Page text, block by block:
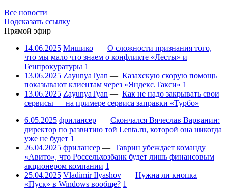
Все новости
Подсказать ссылку
Прямой эфир
14.06.2025 Мишико — О сложности признания того,
что мы мало что знаем о конфликте «Лесты» и
Генпрокуратуры 1
13.06.2025 ZayunyaTyan — Казахскую скорую помощь
показывают клиентам через «Яндекс.Такси» 1
13.06.2025 ZayunyaTyan — Как не надо закрывать свои
сервисы — на примере сервиса заправки «Турбо»
6.05.2025 фрилансер — Скончался Вячеслав Варванин:
директор по развитию той Lenta.ru, которой она никогда
уже не будет 1
26.04.2025 фрилансер — Таврин убеждает команду
«Авито», что Россельхозбанк будет лишь финансовым
акционером компании 1
25.04.2025 Vladimir Ilyashov — Нужна ли кнопка
«Пуск» в Windows вообще? 1